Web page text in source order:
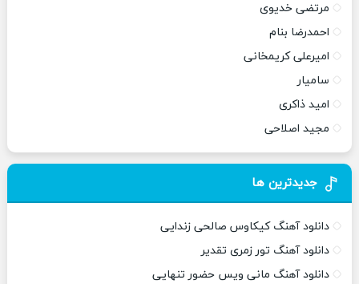
مرتضی خدیوی
احمدرضا بنام
امیرعلی کریمخانی
سامیار
امید ذاکری
مجید اصلاحی
جدیدترین ها
دانلود آهنگ کیکاوس صالحی زندایی
دانلود آهنگ تور زمری تقدیر
دانلود آهنگ مانی ویس حضور تنهایی